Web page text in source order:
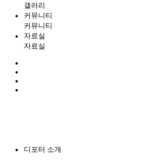
갤러리
커뮤니티
커뮤니티
자료실
자료실
디포터 소개